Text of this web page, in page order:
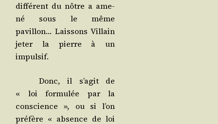
dif­fé­rent du nôtre a ame­
né sous le même
pavillon… Lais­sons Vil­lain
jeter la pierre à un
impulsif.
Donc, il s’a­git de
« loi for­mu­lée par la
conscience », ou si l’on
pré­fère « absence de loi